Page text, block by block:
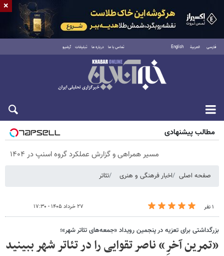
فارسی العربية English تماس با ما درباره ما تبلیغات آرشیو
جمعه ۱۶ مرداد ۱۴۰۵
مطالب پیشنهادی
مسیر همراهی و گزارش عملکرد گروه اسنپ در ۱۴۰۴
صفحه اصلی اخبار فرهنگی و هنری تئاتر
۱ نفر ۲۷ خرداد ۱۴۰۵ - ۱۷:۳۰
بزرگداشتی برای تعزیه در پنجمین رویداد «جمعه‌های تئاتر شهر»؛
«تمرین آخرِ» ناصر تقوایی را در تئاتر شهر ببینید
×